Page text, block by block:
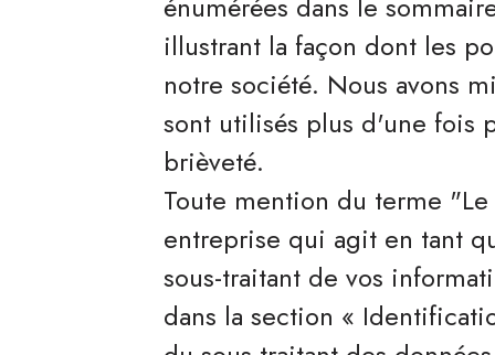
illustrant la façon dont les
notre société. Nous avons
sont utilisés plus d'une fois
brièveté.
Toute mention du terme
entreprise qui agit en tant
sous-traitant de vos
dans la section «